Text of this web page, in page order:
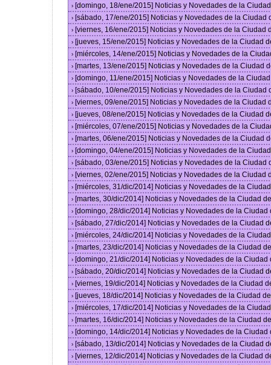
› [domingo, 18/ene/2015] Noticias y Novedades de la
› [sábado, 17/ene/2015] Noticias y Novedades de la Ciudad
› [viernes, 16/ene/2015] Noticias y Novedades de la Ciudad
› [jueves, 15/ene/2015] Noticias y Novedades de la Ciudad
› [miércoles, 14/ene/2015] Noticias y Novedades de la
› [martes, 13/ene/2015] Noticias y Novedades de la Ciudad
› [domingo, 11/ene/2015] Noticias y Novedades de la
› [sábado, 10/ene/2015] Noticias y Novedades de la Ciudad
› [viernes, 09/ene/2015] Noticias y Novedades de la Ciudad
› [jueves, 08/ene/2015] Noticias y Novedades de la Ciudad
› [miércoles, 07/ene/2015] Noticias y Novedades de la
› [martes, 06/ene/2015] Noticias y Novedades de la Ciudad
› [domingo, 04/ene/2015] Noticias y Novedades de la
› [sábado, 03/ene/2015] Noticias y Novedades de la Ciudad
› [viernes, 02/ene/2015] Noticias y Novedades de la Ciudad
› [miércoles, 31/dic/2014] Noticias y Novedades de la
› [martes, 30/dic/2014] Noticias y Novedades de la Ciudad
› [domingo, 28/dic/2014] Noticias y Novedades de la
› [sábado, 27/dic/2014] Noticias y Novedades de la Ciudad
› [miércoles, 24/dic/2014] Noticias y Novedades de la
› [martes, 23/dic/2014] Noticias y Novedades de la Ciudad
› [domingo, 21/dic/2014] Noticias y Novedades de la
› [sábado, 20/dic/2014] Noticias y Novedades de la Ciudad
› [viernes, 19/dic/2014] Noticias y Novedades de la Ciudad
› [jueves, 18/dic/2014] Noticias y Novedades de la Ciudad
› [miércoles, 17/dic/2014] Noticias y Novedades de la
› [martes, 16/dic/2014] Noticias y Novedades de la Ciudad
› [domingo, 14/dic/2014] Noticias y Novedades de la
› [sábado, 13/dic/2014] Noticias y Novedades de la Ciudad
› [viernes, 12/dic/2014] Noticias y Novedades de la Ciudad